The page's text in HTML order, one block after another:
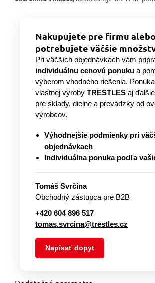
Nakupujete pre firmu alebo
potrebujete väčšie
Pri väčších objednávkach vám
individuálnu cenovú ponuku a
výberom vhodného riešenia.
vlastnej výroby TRESTLES aj
pre sklady, dielne a prevádzky od
výrobcov.
Výhodnejšie podmienky pri
objednávkach
Individuálna ponuka podľa
Tomáš Svrčina
Obchodný zástupca pre B2B
+420 604 896 517
tomas.svrcina@trestles.cz
Napísať dopyt